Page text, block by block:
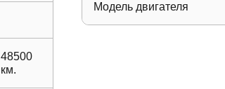
48500
км.
Модель двигателя